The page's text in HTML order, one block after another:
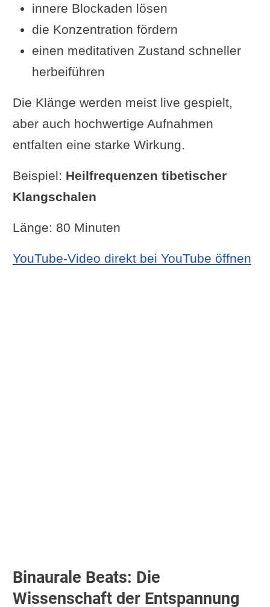
innere Blockaden lösen
die Konzentration fördern
einen meditativen Zustand schneller
herbeiführen
Die Klänge werden meist live gespielt,
aber auch hochwertige Aufnahmen
entfalten eine starke Wirkung.
Beispiel: Heilfrequenzen tibetischer
Klangschalen
Länge: 80 Minuten
YouTube-Video direkt bei YouTube öffnen
Binaurale Beats: Die
Wissenschaft der Entspannung